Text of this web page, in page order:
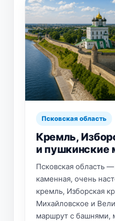
Псковская область
Кремль,
и пушкинские
Псковская область —
каменная, очень
кремль, Изборская
Михайловское и
маршрут с башнями,